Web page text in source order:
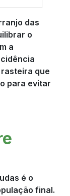
das
o
a
que
para evitar
é o
final.